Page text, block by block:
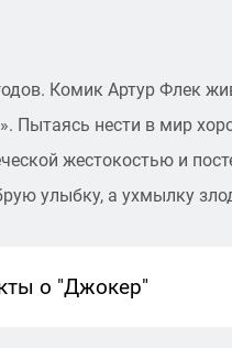
Комик Артур Флек
Пытаясь нести в мир
жестокостью и
улыбку, а ухмылку
о "Джокер"